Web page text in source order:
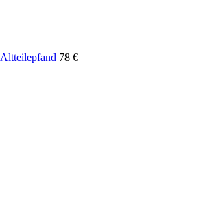
Altteilepfand 78 €